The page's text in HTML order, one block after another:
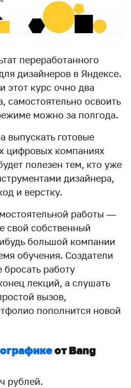
переработанного
дизайнеров в Яндексе.
этот курс очно два
самостоятельно освоить
можно за полгода.
выпускать готовые
цифровых компаниях
полезен тем, кто уже
дизайнера,
и верстку.
работы —
свой собственный
большой компании
обучения. Создатели
работу
лекций, а слушать
вызов,
пополнится новой
от Bang
рублей.